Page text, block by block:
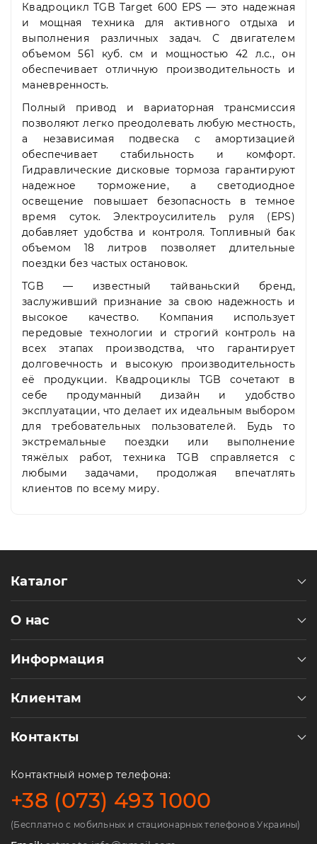
19:00
Вс
-
выходной
Квадроцикл TGB Target 600 EPS — это надежная
и мощная техника для активного отдыха и
выполнения различных задач. С двигателем
объемом 561 куб. см и мощностью 42 л.с., он
обеспечивает отличную производительность и
маневренность.
Полный привод и вариаторная трансмиссия
позволяют легко преодолевать любую местность,
а независимая подвеска с амортизацией
обеспечивает стабильность и комфорт.
Гидравлические дисковые тормоза гарантируют
надежное торможение, а светодиодное
освещение повышает безопасность в темное
время суток. Электроусилитель руля (EPS)
добавляет удобства и контроля. Топливный бак
объемом 18 литров позволяет длительные
поездки без частых остановок.
TGB — известный тайваньский бренд,
заслуживший признание за свою надежность и
высокое качество. Компания использует
передовые технологии и строгий контроль на
всех этапах производства, что гарантирует
долговечность и высокую производительность
её продукции. Квадроциклы TGB сочетают в
себе продуманный дизайн и удобство
эксплуатации, что делает их идеальным выбором
для требовательных пользователей. Будь то
экстремальные поездки или выполнение
тяжёлых работ, техника TGB справляется с
любыми задачами, продолжая впечатлять
клиентов по всему миру.
Каталог
О нас
Информация
Клиентам
Контакты
Контактный номер телефона:
+38 (073) 493 1000
(Бесплатно с мобильных и стационарных телефонов Украины)